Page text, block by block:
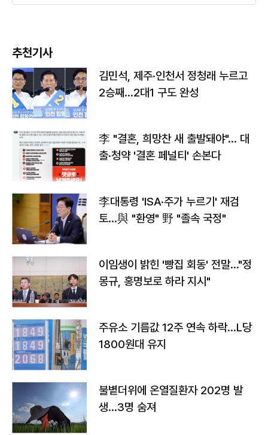
추천기사
김민석, 제주·인천서 정청래 누르고
2승째…2대1 구도 완성
李 "결혼, 희망찬 새 출발돼야"… 대
출·청약 '결혼 페널티' 손본다
李대통령 'ISA·주가 누르기' 재검
토…與 "환영" 野 "졸속 국정"
이임생이 밝힌 '빵집 회동' 전말…"정
몽규, 홍명보로 하라 지시"
주유소 기름값 12주 연속 하락…L당
1800원대 유지
불볕더위에 온열질환자 202명 발
생…3명 숨져